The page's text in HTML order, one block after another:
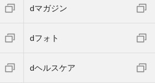
dマガジン
dフォト
dヘルスケア